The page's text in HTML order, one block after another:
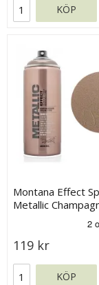
KÖP
Montana Effect
Metallic
119 kr
KÖP